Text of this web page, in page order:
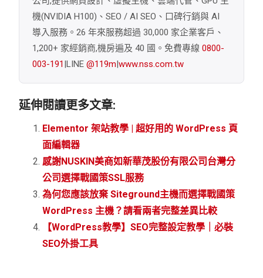
機(NVIDIA H100)、SEO / AI SEO、口碑行銷與 AI
導入服務。26 年來服務超過 30,000 家企業客戶、
1,200+ 家經銷商,機房遍及 40 國。免費專線0800-
003-191 |LINE@119m |www.nss.com.tw
延伸閱讀更多文章:
Elementor 架站教學 | 超好用的 WordPress 頁
面編輯器
感謝NUSKIN美商如新華茂股份有限公司台灣分
公司選擇戰國策SSL服務
為何您應該放棄 Siteground主機而選擇戰國策
WordPress 主機？請看兩者完整差異比較
【WordPress教學】SEO完整設定教學｜必裝
SEO外掛工具